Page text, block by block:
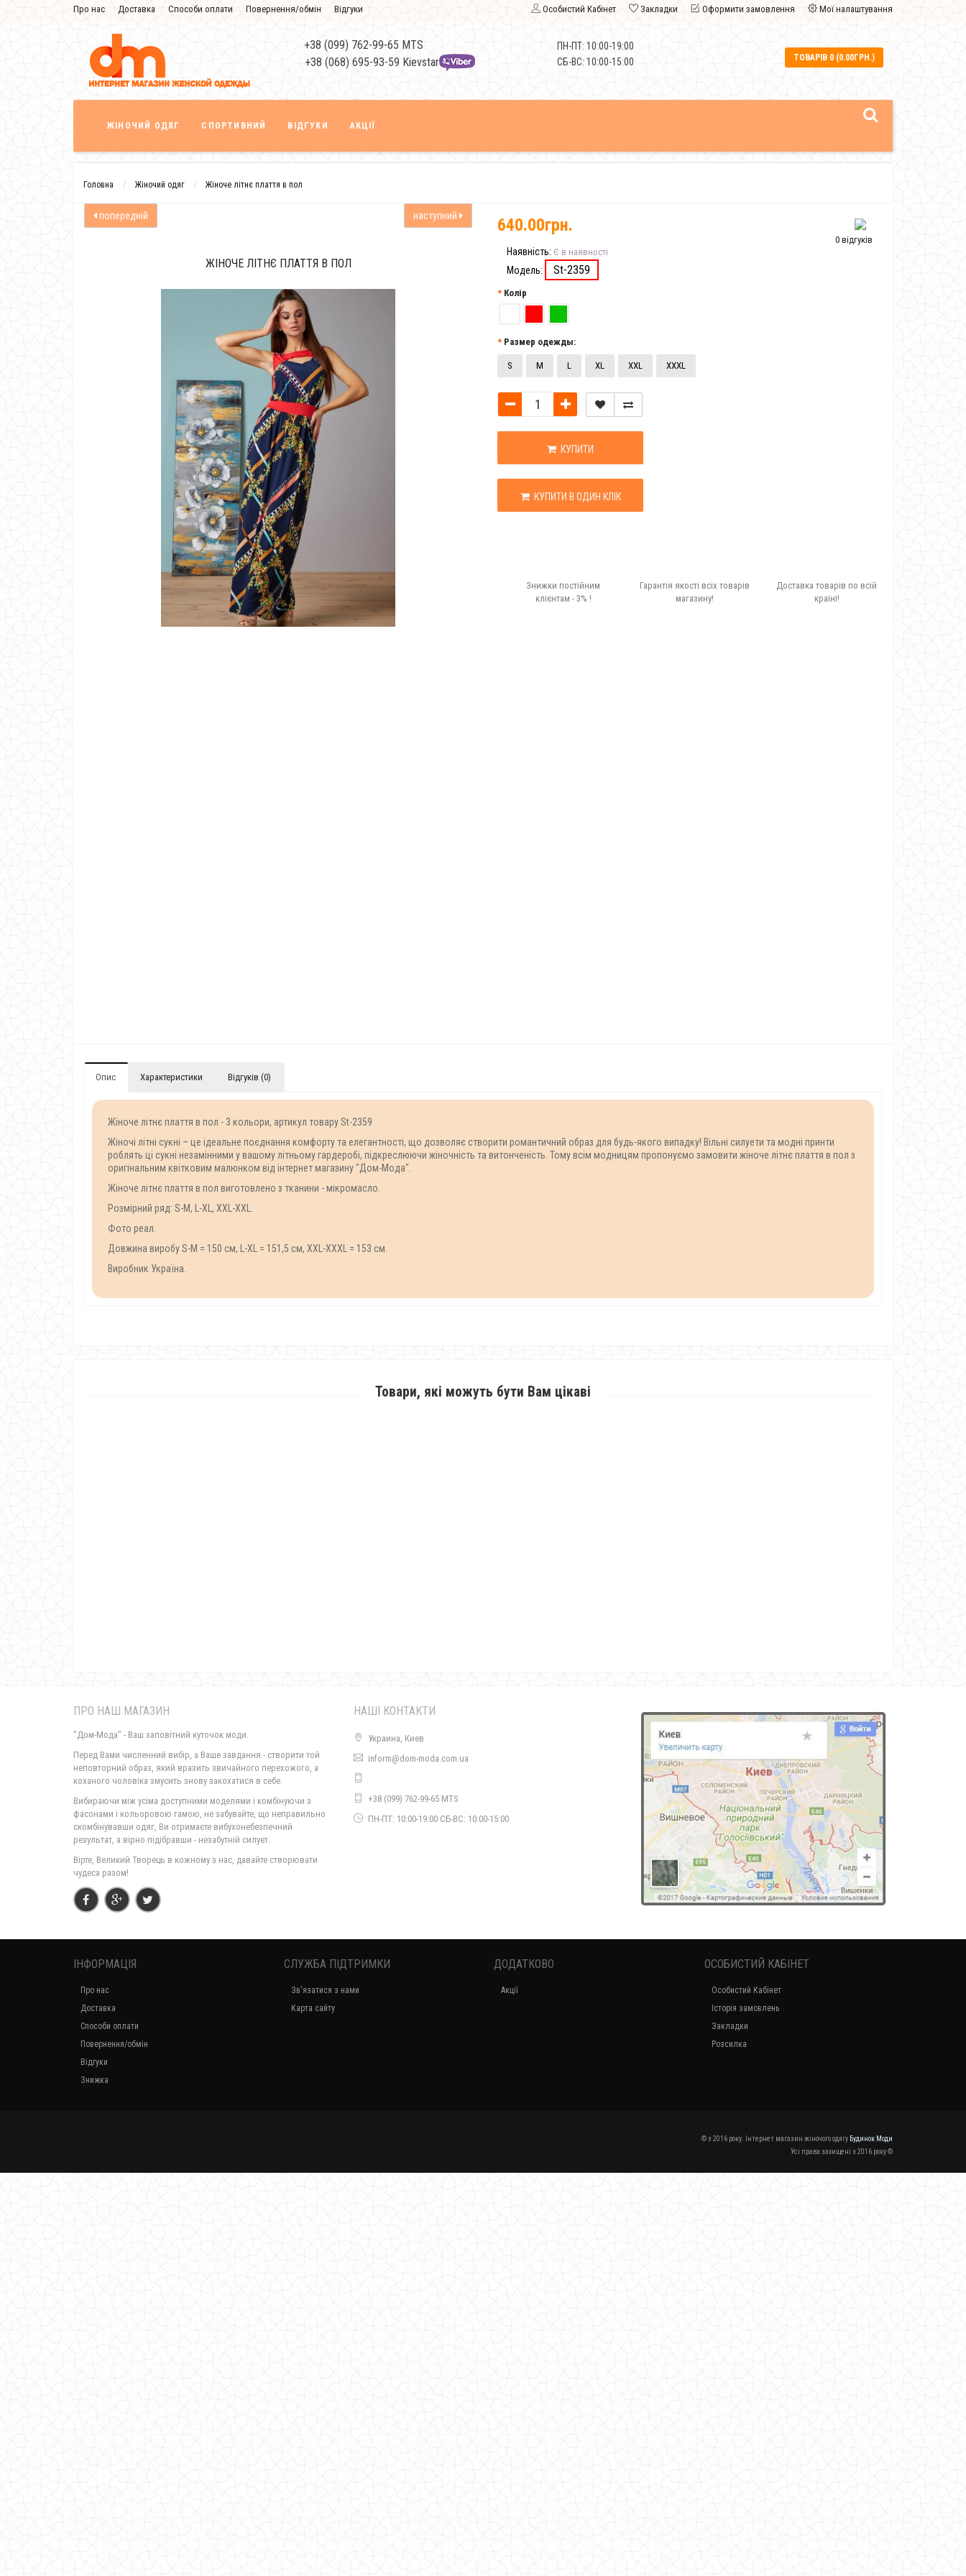
Про нас Доставка Способи оплати Повернення/обмін
Відгуки
Знижка
Особистий Кабінет Закладки Оформити замовлення Мої налаштування
+38 (099) 762-99-65 MTS
+38 (068) 695-93-59 Kievstar
ПН-ПТ: 10:00-19:00
СБ-ВС: 10:00-15:00
ТОВАРІВ 0 (0.00ГРН.)
ЖІНОЧИЙ ОДЯГ СПОРТИВНИЙ ВІДГУКИ АКЦІЇ
Головна Жіночий одяг Жіноче літнє плаття в пол
попередній наступний
ЖІНОЧЕ ЛІТНЄ ПЛАТТЯ В ПОЛ
0 відгуків
640.00грн.
Наявність: Є в наявності
Модель: St-2359
Колір
Размер одежды:
S M L XL XXL XXXL
КУПИТИ
КУПИТИ В ОДИН КЛІК
Знижки постійним
клієнтам - 3% !
Гарантія якості всіх товарів
магазину!
Доставка товарів по всій
країні!
Опис Характеристики Відгуків (0)
Жіноче літнє плаття в пол - 3 кольори, артикул товару St-2359
Жіночі літні сукні – це ідеальне поєднання комфорту та елегантності, що дозволяє створити романтичний образ для будь-якого випадку! Вільні силуети та модні принти
роблять ці сукні незамінними у вашому літньому гардеробі, підкреслюючи жіночність та витонченість. Тому всім модницям пропонуємо замовити жіноче літнє плаття в пол з
оригінальним квітковим малюнком від інтернет магазину "Дом-Мода".
Жіноче літнє плаття в пол виготовлено ​​з тканини - мікромасло.
Розмірний ряд: S-M, L-XL, XXL-XXL.
Фото реал.
Довжина виробу S-M = 150 см, L-XL = 151,5 см, XXL-XXXL = 153 см.
Виробник Україна.
Товари, які можуть бути Вам цікаві
Літнє жіноче плаття міді в діловому стилі
Жіноче літнє плаття асиметричного крою великого розміру
700.00грн.
Жіноче літнє плаття на одне плече
590.00грн.
ПРО НАШ МАГАЗИН
"Дом-Мода" - Ваш заповітний куточок моди.
Перед Вами численний вибір, а Ваше завдання - створити той
неповторний образ, який вразить звичайного перехожого, а
коханого чоловіка змусить знову закохатися в себе.
Вибираючи між усіма доступними моделями і комбінуючи з
фасонами і кольоровою гамою, не забувайте, що неправильно
скомбінувавши одяг, Ви отримаєте вибухонебезпечний
результат, а вірно підібравши - незабутній силует.
Вірте, Великий Творець в кожному з нас, давайте створювати
чудеса разом!
НАШІ КОНТАКТИ
Украина, Киев
inform@dom-moda.com.ua
+38 (099) 762-99-65 MTS
ПН-ПТ: 10:00-19:00 СБ-ВС: 10:00-15:00
ІНФОРМАЦІЯ
Про нас
Доставка
Способи оплати
Повернення/обмін
Відгуки
Знижка
СЛУЖБА ПІДТРИМКИ
Зв'язатися з нами
Карта сайту
ДОДАТКОВО
Акції
ОСОБИСТИЙ КАБІНЕТ
Особистий Кабінет
Історія замовлень
Закладки
Розсилка
© з 2016 року. Інтернет магазин жіночого одягу Будинок Моди
Усі права захищені з 2016 року ©